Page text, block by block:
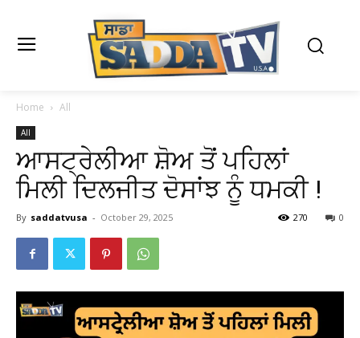
Home All
All
ਆਸਟ੍ਰੇਲੀਆ ਸ਼ੋਅ ਤੋਂ ਪਹਿਲਾਂ
ਮਿਲੀ ਦਿਲਜੀਤ ਦੋਸਾਂਝ ਨੂੰ ਧਮਕੀ !
By saddatvusa - October 29, 2025 0
270